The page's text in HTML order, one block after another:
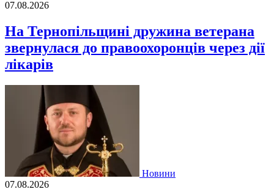
07.08.2026
На Тернопільщині дружина ветерана
звернулася до правоохоронців через дії
лікарів
Новини
07.08.2026